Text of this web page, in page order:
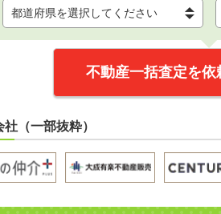
不動産一括査定を依
（一部抜粋）